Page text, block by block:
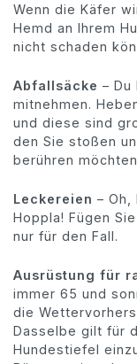
Wenn die Käfer
Hemd an Ihrem
nicht schaden
Abfallsäcke –
mitnehmen.
und diese sind
den Sie stoßen
berühren
Leckereien – Oh,
Hoppla! Fügen
nur für den Fall.
Ausrüstung für
immer 65 und
die
Dasselbe gilt für
Hundestiefel